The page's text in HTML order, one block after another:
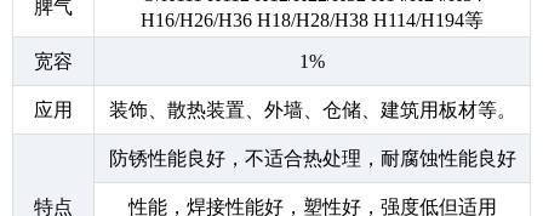
脾气
H16/H26/H36 H18/H28/H38 H114/H194等
宽容
1%
应用 装饰、散热装置、外墙、仓储、建筑用板材等。
特点
防锈性能良好，不适合热处理，耐腐蚀性能良好
性能，焊接性能好，塑性好，强度低但适用